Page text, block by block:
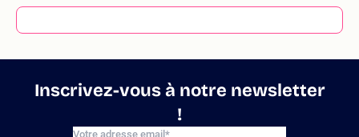
Inscrivez-vous à notre newsletter
!